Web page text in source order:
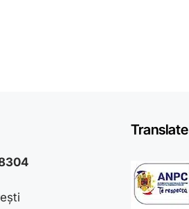
Translate